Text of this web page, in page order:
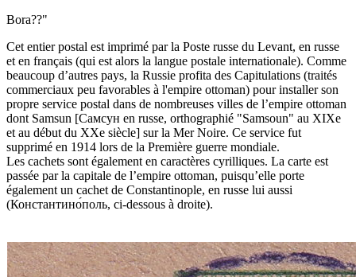
Bora??"
Cet entier postal est imprimé par la Poste russe du Levant, en russe
et en français (qui est alors la langue postale internationale). Comme
beaucoup d’autres pays, la Russie profita des Capitulations (traités
commerciaux peu favorables à l'empire ottoman) pour installer son
propre service postal dans de nombreuses villes de l’empire ottoman
dont Samsun [Самсун en russe, orthographié "Samsoun" au XIXe
et au début du XXe siècle] sur la Mer Noire. Ce service fut
supprimé en 1914 lors de la Première guerre mondiale.
Les cachets sont également en caractères cyrilliques. La carte est
passée par la capitale de l’empire ottoman, puisqu’elle porte
également un cachet de Constantinople, en russe lui aussi
(Константино́поль, ci-dessous à droite).